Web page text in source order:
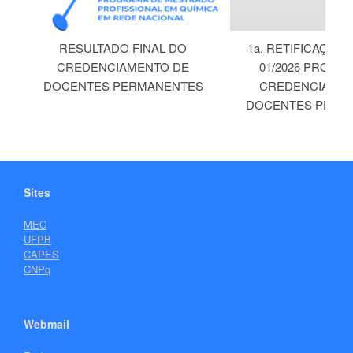
RESULTADO FINAL DO
CREDENCIAMENTO DE
DOCENTES PERMANENTES
1a. RETIFICAÇÃO
01/2026
DOCENTES
Sites
MEC
UFPB
CAPES
CNPq
Webmail